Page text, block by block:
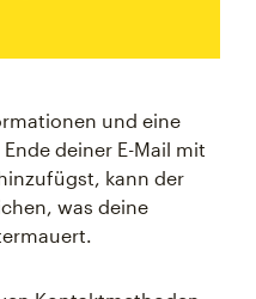
und eine
deiner E-Mail mit
kann der
was deine